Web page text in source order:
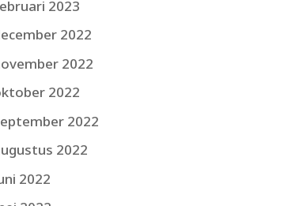
2023
2022
2022
2022
2022
2022
2022